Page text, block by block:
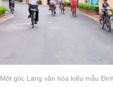
Một góc Làng văn hóa kiểu mẫu